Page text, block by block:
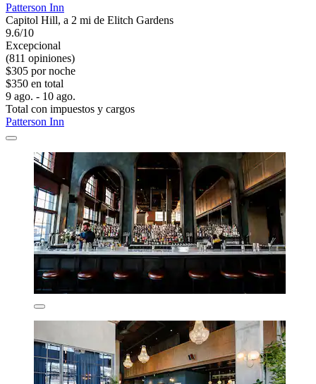
Patterson Inn
Capitol Hill, a 2 mi de Elitch Gardens
9.6/10
Excepcional
(811 opiniones)
$305 por noche
$350 en total
9 ago. - 10 ago.
Total con impuestos y cargos
Patterson Inn